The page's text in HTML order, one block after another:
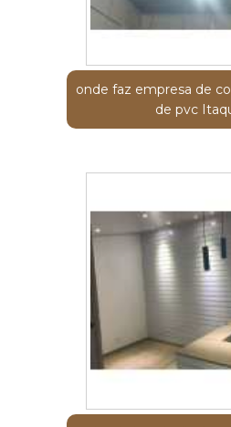
onde faz empresa de
de pvc